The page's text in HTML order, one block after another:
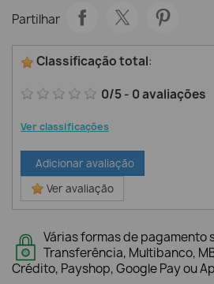
Partilhar
Classificação total:
0/5- 0avaliações
Ver classificações
Adicionar avaliação
Ver avaliação
Várias formas de pagamento
Transferência, Multibanco,
Crédito, Payshop, Google Pay ou